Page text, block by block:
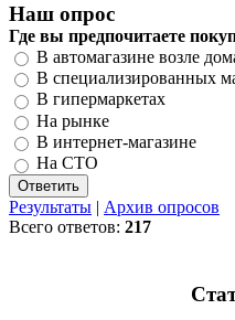
Наш опрос
Где вы предпочитаете
В автомагазине возле
В специализированных
В гипермаркетах
На рынке
В интернет-магазине
На СТО
Результаты | Архив опросов
Всего ответов: 217